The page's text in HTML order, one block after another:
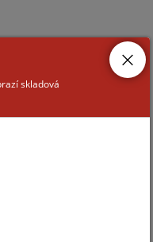
skladová